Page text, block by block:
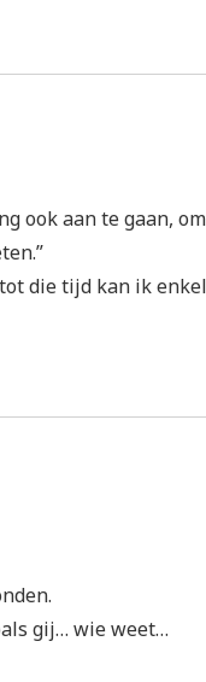
ook aan te gaan,
die tijd kan ik
gij… wie weet…